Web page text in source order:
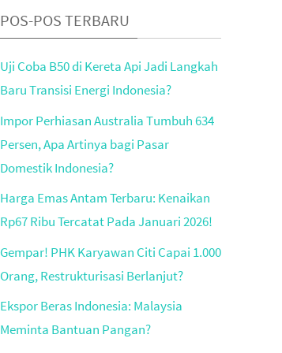
POS-POS TERBARU
Uji Coba B50 di Kereta Api Jadi Langkah
Baru Transisi Energi Indonesia?
Impor Perhiasan Australia Tumbuh 634
Persen, Apa Artinya bagi Pasar
Domestik Indonesia?
Harga Emas Antam Terbaru: Kenaikan
Rp67 Ribu Tercatat Pada Januari 2026!
Gempar! PHK Karyawan Citi Capai 1.000
Orang, Restrukturisasi Berlanjut?
Ekspor Beras Indonesia: Malaysia
Meminta Bantuan Pangan?